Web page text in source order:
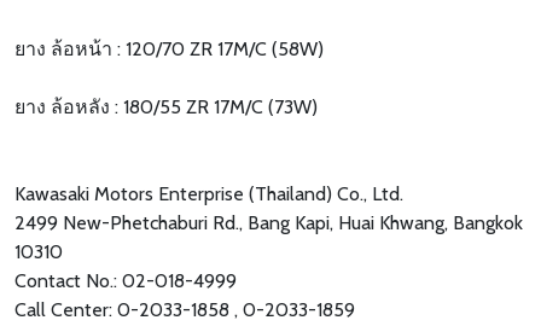
ยาง ล้อหน้า : 120/70 ZR 17M/C (58W)
ยาง ล้อหลัง : 180/55 ZR 17M/C (73W)
Kawasaki Motors Enterprise (Thailand) Co., Ltd.
2499 New-Phetchaburi Rd., Bang Kapi, Huai Khwang, Bangkok
10310
Contact No.: 02-018-4999
Call Center: 0-2033-1858 , 0-2033-1859